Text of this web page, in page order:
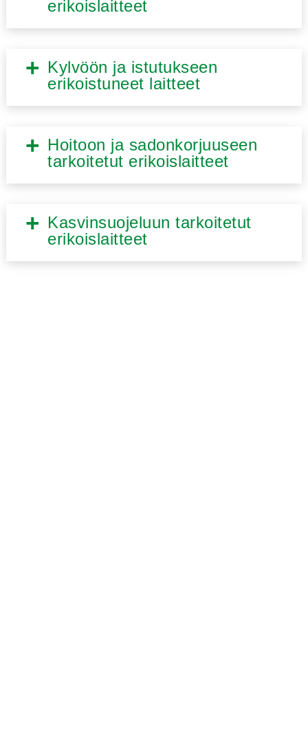
erikoislaitteet
Kylvöön ja istutukseen
erikoistuneet laitteet
Hoitoon ja sadonkorjuuseen
tarkoitetut erikoislaitteet
Kasvinsuojeluun tarkoitetut
erikoislaitteet